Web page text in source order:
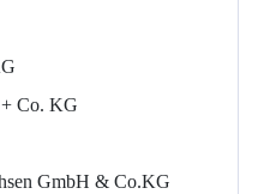
Co. KG
GmbH & Co.KG